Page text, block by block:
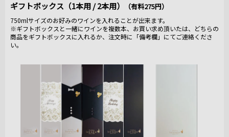
ギフトボックス（1本用 / 2本用） （有料275円）
750mlサイズのお好みのワインを入れることが出来ます。
※ギフトボックスと一緒にワインを複数本、お買い求め頂いたは、どちらの
商品をギフトボックスに入れるか、注文時に「備考欄」にてご連絡くださ
い。